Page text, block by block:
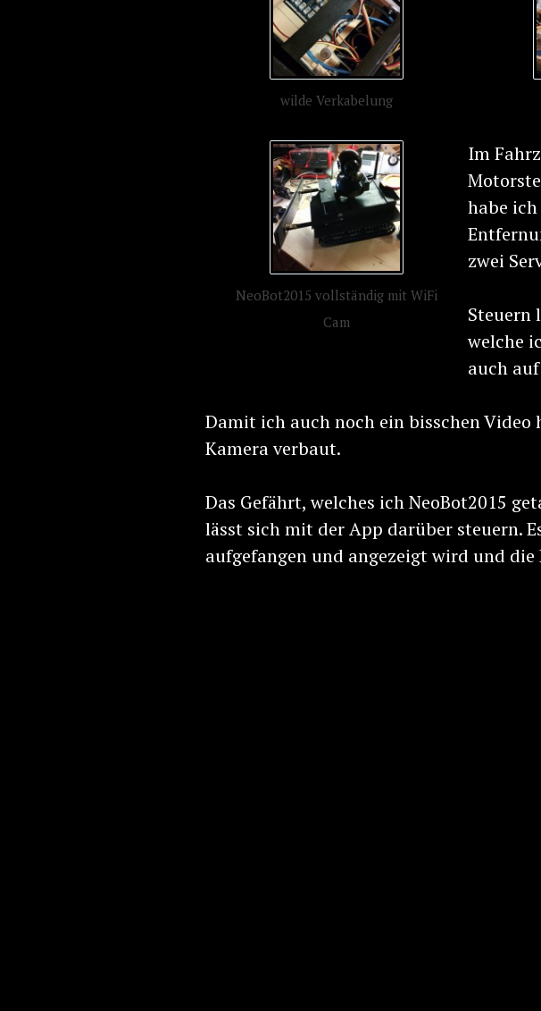
wilde Verkabelung
NeoBot2015 vollständig mit WiFi
Cam
Im
habe
zwei
Steuern
welche
auch
Damit ich auch noch ein bisschen Video
Kamera verbaut.
Das Gefährt, welches ich NeoBot2015
lässt sich mit der App darüber steuern.
aufgefangen und angezeigt wird und